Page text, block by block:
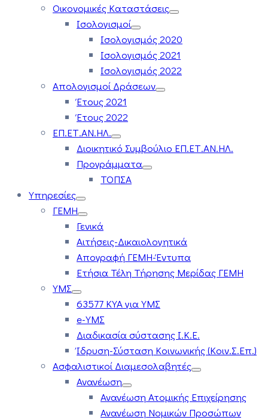
Οικονομικές Καταστάσεις
Ισολογισμοί
Ισολογισμός 2020
Ισολογισμός 2021
Ισολογισμός 2022
Απολογισμοί Δράσεων
Έτους 2021
Έτους 2022
ΕΠ.ΕΤ.ΑΝ.ΗΛ.
Διοικητικό Συμβούλιο ΕΠ.ΕΤ.ΑΝ.ΗΛ.
Προγράμματα
ΤΟΠΣΑ
Υπηρεσίες
ΓΕΜΗ
Γενικά
Αιτήσεις-Δικαιολογητικά
Απογραφή ΓΕΜΗ-Έντυπα
Ετήσια Τέλη Τήρησης Μερίδας ΓΕΜΗ
ΥΜΣ
63577 ΚΥΑ για ΥΜΣ
e-ΥΜΣ
Διαδικασία σύστασης Ι.Κ.Ε.
Ίδρυση-Σύσταση Κοινωνικής (Κοιν.Σ.Επ.)
Ασφαλιστικοί Διαμεσολαβητές
Ανανέωση
Ανανέωση Ατομικής Επιχείρησης
Ανανέωση Νομικών Προσώπων